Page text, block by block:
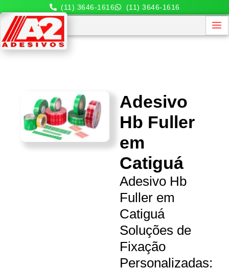
(11) 3646-1616 (11) 3646-1616
Adesivo
Hb Fuller
em
Catiguá
Adesivo Hb
Fuller em
Catiguá
Soluções de
Fixação
Personalizadas: